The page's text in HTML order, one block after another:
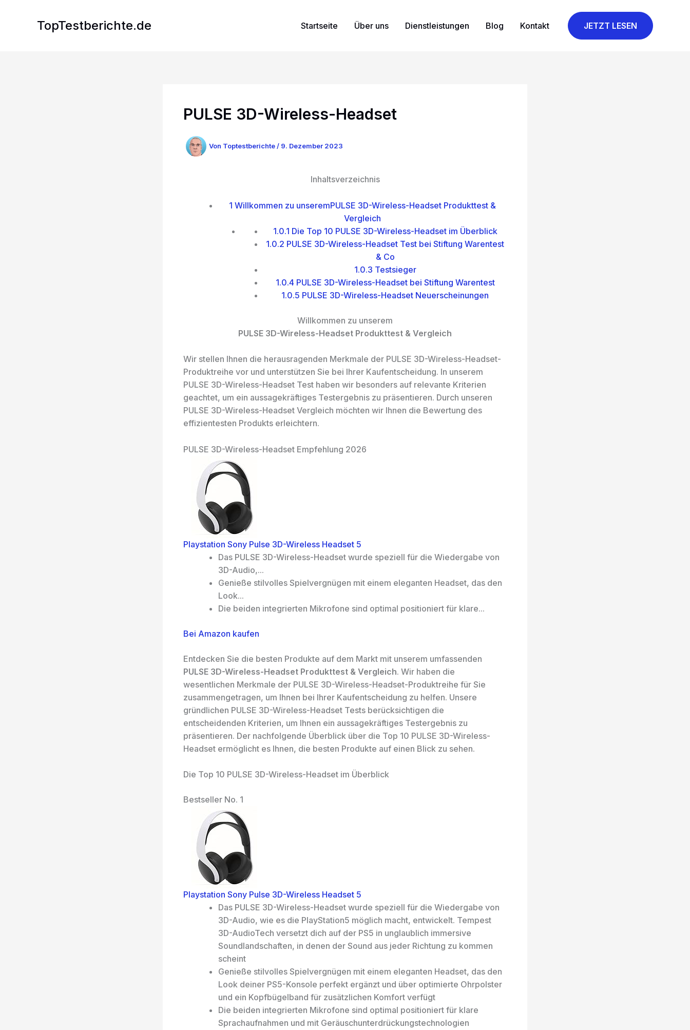
TopTestberichte.de Startseite Über uns Dienstleistungen Blog Kontakt JETZT LESEN
PULSE 3D-Wireless-Headset
Von Toptestberichte / 9. Dezember 2023
Inhaltsverzeichnis
1 Willkommen zu unseremPULSE 3D-Wireless-Headset Produkttest &
Vergleich
1.0.1 Die Top 10 PULSE 3D-Wireless-Headset im Überblick
1.0.2 PULSE 3D-Wireless-Headset Test bei Stiftung Warentest
& Co
1.0.3 Testsieger
1.0.4 PULSE 3D-Wireless-Headset bei Stiftung Warentest
1.0.5 PULSE 3D-Wireless-Headset Neuerscheinungen
Willkommen zu unserem
PULSE 3D-Wireless-Headset Produkttest & Vergleich
Wir stellen Ihnen die herausragenden Merkmale der PULSE 3D-Wireless-Headset-
Produktreihe vor und unterstützen Sie bei Ihrer Kaufentscheidung. In unserem
PULSE 3D-Wireless-Headset Test haben wir besonders auf relevante Kriterien
geachtet, um ein aussagekräftiges Testergebnis zu präsentieren. Durch unseren
PULSE 3D-Wireless-Headset Vergleich möchten wir Ihnen die Bewertung des
effizientesten Produkts erleichtern.
PULSE 3D-Wireless-Headset Empfehlung 2026
Playstation Sony Pulse 3D-Wireless Headset 5
Das PULSE 3D-Wireless-Headset wurde speziell für die Wiedergabe von
3D-Audio,...
Genieße stilvolles Spielvergnügen mit einem eleganten Headset, das den
Look...
Die beiden integrierten Mikrofone sind optimal positioniert für klare...
Bei Amazon kaufen
Entdecken Sie die besten Produkte auf dem Markt mit unserem umfassenden
PULSE 3D-Wireless-Headset Produkttest & Vergleich. Wir haben die
wesentlichen Merkmale der PULSE 3D-Wireless-Headset-Produktreihe für Sie
zusammengetragen, um Ihnen bei Ihrer Kaufentscheidung zu helfen. Unsere
gründlichen PULSE 3D-Wireless-Headset Tests berücksichtigen die
entscheidenden Kriterien, um Ihnen ein aussagekräftiges Testergebnis zu
präsentieren. Der nachfolgende Überblick über die Top 10 PULSE 3D-Wireless-
Headset ermöglicht es Ihnen, die besten Produkte auf einen Blick zu sehen.
Die Top 10 PULSE 3D-Wireless-Headset im Überblick
Bestseller No. 1
Playstation Sony Pulse 3D-Wireless Headset 5
Das PULSE 3D-Wireless-Headset wurde speziell für die Wiedergabe von
3D-Audio, wie es die PlayStation5 möglich macht, entwickelt. Tempest
3D-AudioTech versetzt dich auf der PS5 in unglaublich immersive
Soundlandschaften, in denen der Sound aus jeder Richtung zu kommen
scheint
Genieße stilvolles Spielvergnügen mit einem eleganten Headset, das den
Look deiner PS5-Konsole perfekt ergänzt und über optimierte Ohrpolster
und ein Kopfbügelband für zusätzlichen Komfort verfügt
Die beiden integrierten Mikrofone sind optimal positioniert für klare
Sprachaufnahmen und mit Geräuschunterdrückungstechnologien